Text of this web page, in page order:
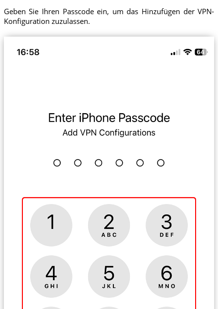
Geben Sie Ihren Passcode ein, um das Hinzufügen der VPN-
Konfiguration zuzulassen.